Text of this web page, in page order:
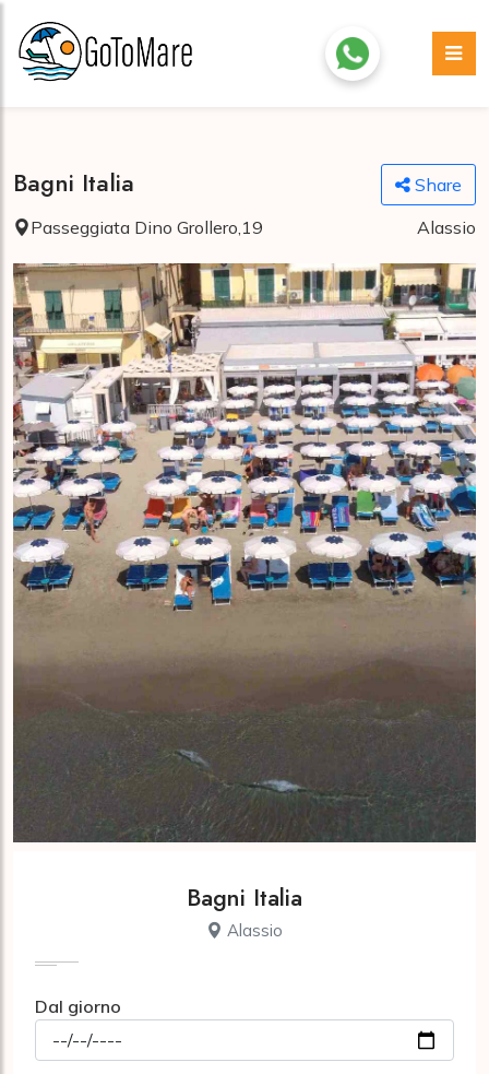
Bagni Italia
Share
Passeggiata Dino Grollero,19
Alassio
Bagni Italia
Alassio
Dal giorno